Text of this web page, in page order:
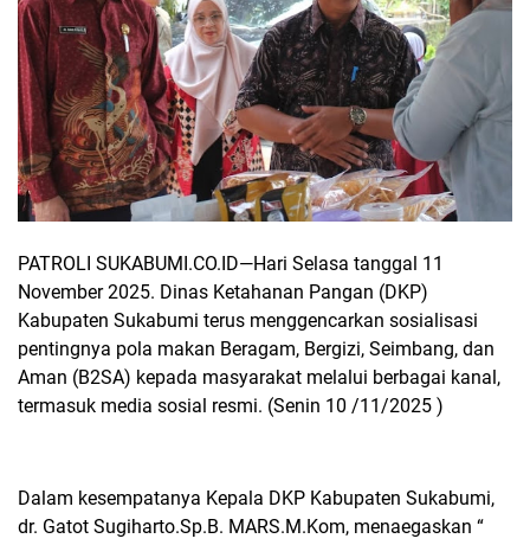
PATROLI SUKABUMI.CO.ID—Hari Selasa tanggal 11
November 2025. Dinas Ketahanan Pangan (DKP)
Kabupaten Sukabumi terus menggencarkan sosialisasi
pentingnya pola makan Beragam, Bergizi, Seimbang, dan
Aman (B2SA) kepada masyarakat melalui berbagai kanal,
termasuk media sosial resmi. (Senin 10 /11/2025 )
Dalam kesempatanya Kepala DKP Kabupaten Sukabumi,
dr. Gatot Sugiharto.Sp.B. MARS.M.Kom, menaegaskan “